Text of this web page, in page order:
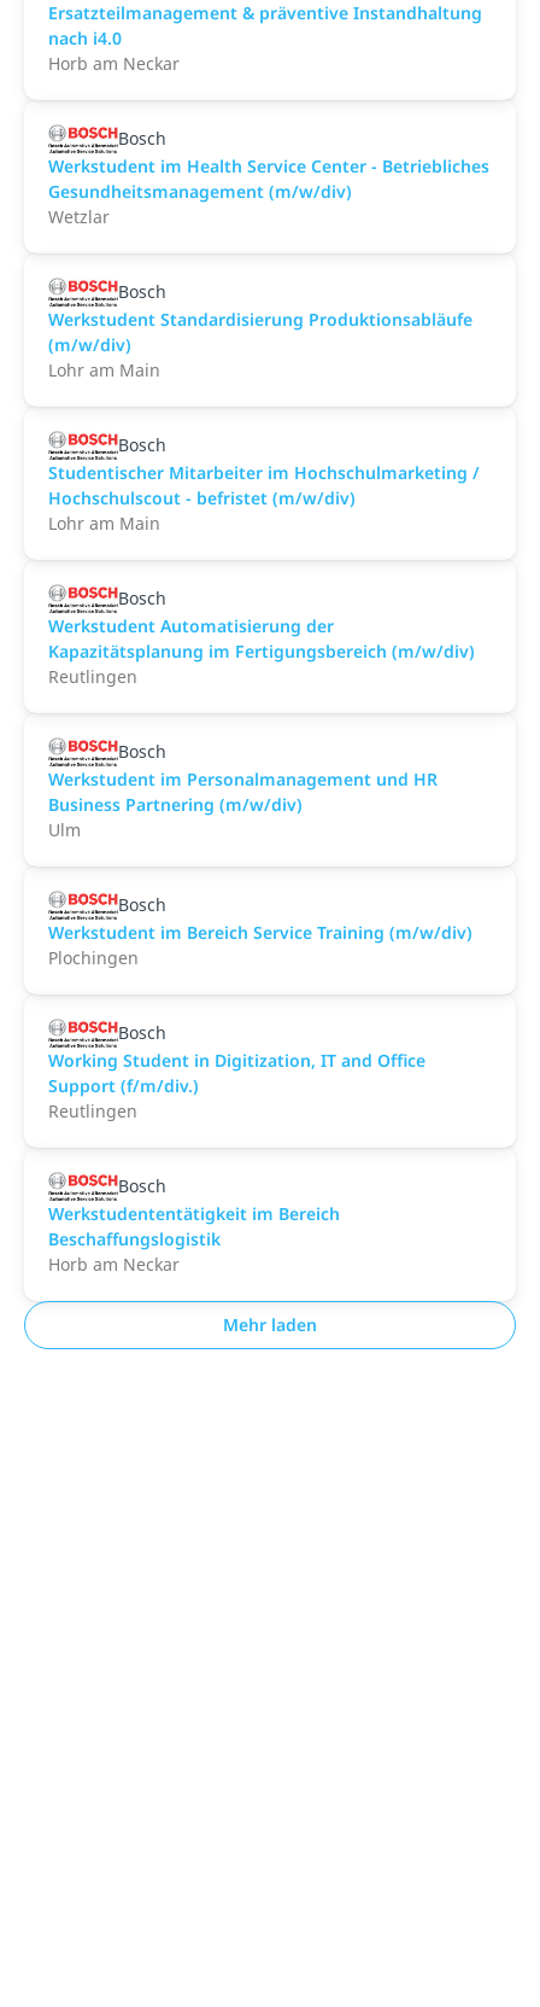
Ersatzteilmanagement & präventive Instandhaltung
nach i4.0
Horb am Neckar
Bosch
Werkstudent im Health Service Center - Betriebliches
Gesundheitsmanagement (m/w/div)
Wetzlar
Bosch
Werkstudent Standardisierung Produktionsabläufe
(m/w/div)
Lohr am Main
Bosch
Studentischer Mitarbeiter im Hochschulmarketing /
Hochschulscout - befristet (m/w/div)
Lohr am Main
Bosch
Werkstudent Automatisierung der
Kapazitätsplanung im Fertigungsbereich (m/w/div)
Reutlingen
Bosch
Werkstudent im Personalmanagement und HR
Business Partnering (m/w/div)
Ulm
Bosch
Werkstudent im Bereich Service Training (m/w/div)
Plochingen
Bosch
Working Student in Digitization, IT and Office
Support (f/m/div.)
Reutlingen
Bosch
Werkstudententätigkeit im Bereich
Beschaffungslogistik
Horb am Neckar
Mehr laden